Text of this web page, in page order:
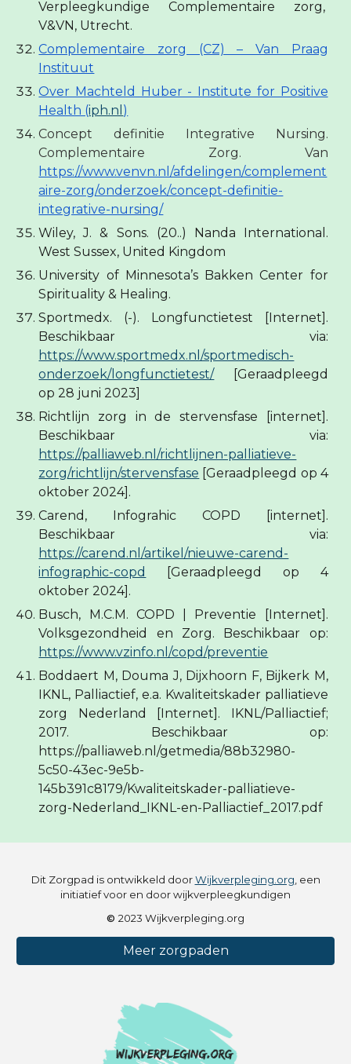
Verpleegkundige Complementaire zorg,
V&VN, Utrecht.
Complementaire zorg (CZ) – Van Praag
Instituut
Over Machteld Huber - Institute for Positive
Health (iph.nl )
Concept definitie Integrative Nursing.
Complementaire Zorg. Van
https://www.venvn.nl/afdelingen/complement
aire-zorg/onderzoek/concept-definitie-
integrative-nursing/
Wiley, J. & Sons. (20..) Nanda International.
West Sussex, United Kingdom
University of Minnesota’s Bakken Center for
Spirituality & Healing.
Sportmedx. (-). Longfunctietest [Internet].
Beschikbaar via:
https://www.sportmedx.nl/sportmedisch-
onderzoek/longfunctietest/[Geraadpleegd
op 28 juni 2023]
Richtlijn zorg in de stervensfase [internet].
Beschikbaar via:
https://palliaweb.nl/richtlijnen-palliatieve-
zorg/richtlijn/stervensfase [Geraadpleegd op 4
oktober 2024].
Carend, Infograhic COPD [internet].
Beschikbaar via:
https://carend.nl/artikel/nieuwe-carend-
infographic-copd
[Geraadpleegd op 4
oktober 2024].
Busch, M.C.M. COPD | Preventie [Internet].
Volksgezondheid en Zorg. Beschikbaar op:
https://www.vzinfo.nl/copd/preventie
Boddaert M, Douma J, Dijxhoorn F, Bijkerk M,
IKNL, Palliactief, e.a. Kwaliteitskader palliatieve
zorg Nederland [Internet]. IKNL/Palliactief;
2017. Beschikbaar op:
https://palliaweb.nl/getmedia/88b32980-
5c50-43ec-9e5b-
145b391c8179/Kwaliteitskader-palliatieve-
zorg-Nederland_IKNL-en-Palliactief_2017.pdf
Dit Zorgpad is ontwikkeld doorWijkverpleging.org , een
initiatief voor en door wijkverpleegkundigen
© 2023 Wijkverpleging.org
Meer zorgpaden